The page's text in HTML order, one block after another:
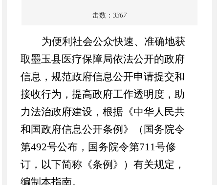
击数： 3367
为便利社会公众快速、准确地获
取墨玉县医疗保障局依法公开的政府
信息，规范政府信息公开申请提交和
接收行为，提高政府工作透明度，助
力法治政府建设，根据《中华人民共
和国政府信息公开条例》（国务院令
第492号公布，国务院令第711号修
订，以下简称《条例》）有关规定，
编制本指南。